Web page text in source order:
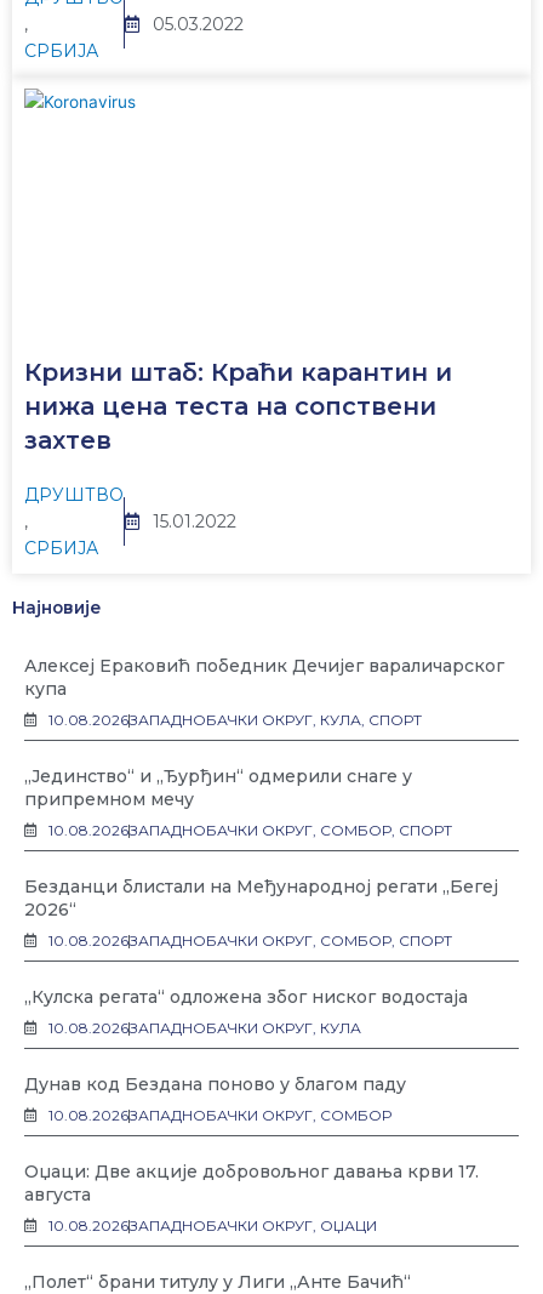
,
СРБИЈА
05.03.2022
Кризни штаб: Краћи карантин и
нижа цена теста на сопствени
захтев
ДРУШТВО
,
СРБИЈА
15.01.2022
Најновије
Алексеј Ераковић победник Дечијег вараличарског
купа
10.08.2026ЗАПАДНОБАЧКИ ОКРУГ, КУЛА, СПОРТ
„Јединство“ и „Ђурђин“ одмерили снаге у
припремном мечу
10.08.2026ЗАПАДНОБАЧКИ ОКРУГ, СОМБОР, СПОРТ
Безданци блистали на Међународној регати „Бегеј
2026“
10.08.2026ЗАПАДНОБАЧКИ ОКРУГ, СОМБОР, СПОРТ
„Кулска регата“ одложена због ниског водостаја
10.08.2026ЗАПАДНОБАЧКИ ОКРУГ, КУЛА
Дунав код Бездана поново у благом паду
10.08.2026ЗАПАДНОБАЧКИ ОКРУГ, СОМБОР
Оџаци: Две акције добровољног давања крви 17.
августа
10.08.2026ЗАПАДНОБАЧКИ ОКРУГ, ОЏАЦИ
„Полет“ брани титулу у Лиги „Анте Бачић“